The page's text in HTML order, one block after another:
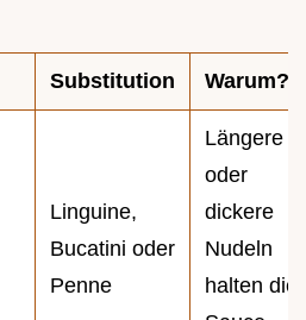
Substitution Warum?
Linguine,
Bucatini oder
Penne
Längere
oder
dickere
Nudeln
halten die